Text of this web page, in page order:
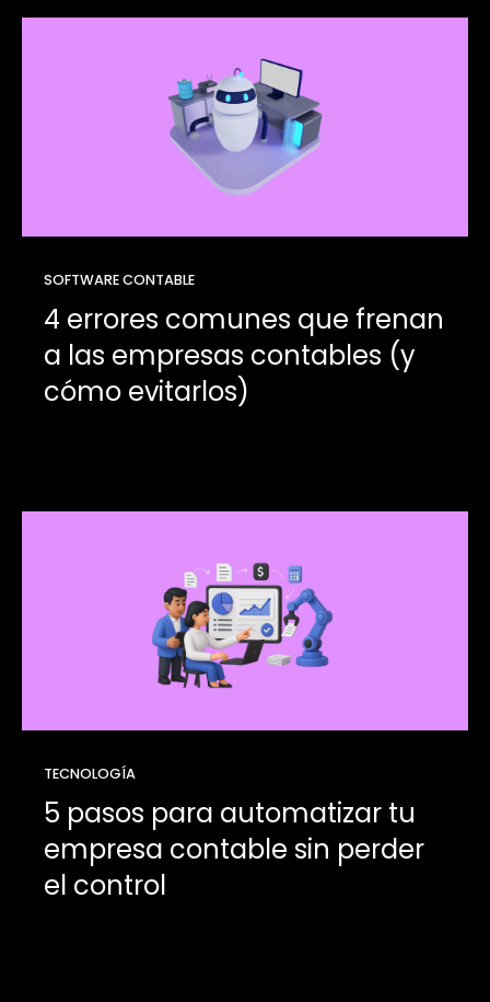
SOFTWARE CONTABLE
4 errores comunes que frenan
a las empresas contables (y
cómo evitarlos)
TECNOLOGÍA
5 pasos para automatizar tu
empresa contable sin perder
el control